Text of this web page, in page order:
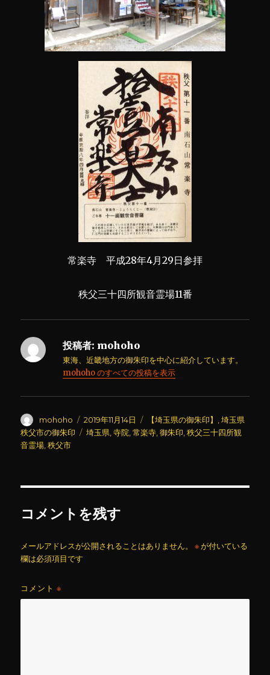
常楽寺 平成28年4月29日参拝
秩父三十四所観音霊場11番
投稿者: mohoho
東海、近畿地方の御朱印を中心に紹介しています。
mohoho のすべての投稿を表示
投
稿
者
mohoho
投
稿
2019年11月14日
カ
テ
【埼玉県の御朱印】 ,埼玉県
秩父市の御朱印
タ
埼玉県 ,寺院 ,常楽寺 ,御朱印 ,秩父三十四所観
音霊場 ,秩父市
コメントを残す
メールアドレスが公開されることはありません。 ※が付いている
欄は必須項目です
コメント※